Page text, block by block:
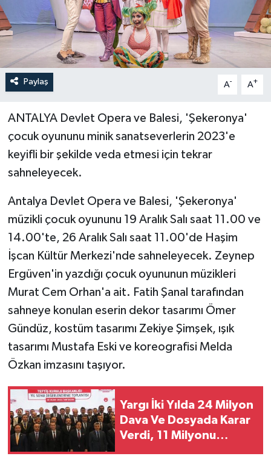
Paylaş A- A+
ANTALYA Devlet Opera ve Balesi, 'Şekeronya'
çocuk oyununu minik sanatseverlerin 2023'e
keyifli bir şekilde veda etmesi için tekrar
sahneleyecek.
Antalya Devlet Opera ve Balesi, 'Şekeronya'
müzikli çocuk oyununu 19 Aralık Salı saat 11.00 ve
14.00'te, 26 Aralık Salı saat 11.00'de Haşim
İşcan Kültür Merkezi'nde sahneleyecek. Zeynep
Ergüven'in yazdığı çocuk oyununun müzikleri
Murat Cem Orhan'a ait. Fatih Şanal tarafından
sahneye konulan eserin dekor tasarımı Ömer
Gündüz, kostüm tasarımı Zekiye Şimşek, ışık
tasarımı Mustafa Eski ve koreografisi Melda
Özkan imzasını taşıyor.
Yargı İki Yılda 24 Milyon
Dava Ve Dosyada Karar
Verdi, 11 Milyonu